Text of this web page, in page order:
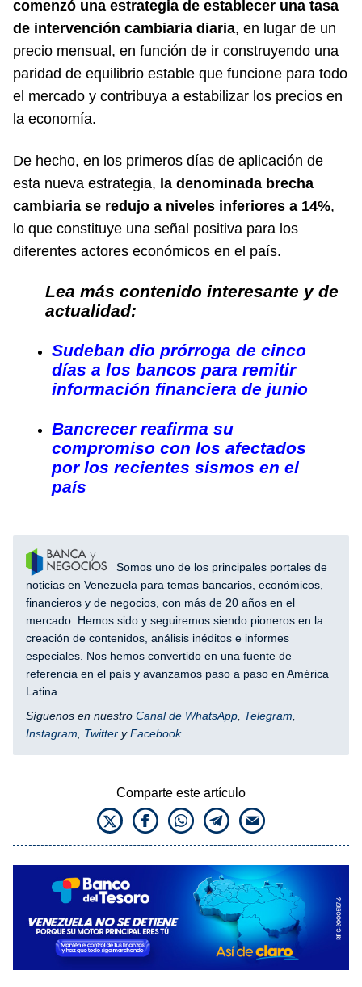
comenzó una estrategia de establecer una tasa
de intervención cambiaria diaria, en lugar de un
precio mensual, en función de ir construyendo una
paridad de equilibrio estable que funcione para todo
el mercado y contribuya a estabilizar los precios en
la economía.
De hecho, en los primeros días de aplicación de
esta nueva estrategia, la denominada brecha
cambiaria se redujo a niveles inferiores a 14%,
lo que constituye una señal positiva para los
diferentes actores económicos en el país.
Lea más contenido interesante y de
actualidad:
Sudeban dio prórroga de cinco
días a los bancos para remitir
información financiera de junio
Bancrecer reafirma su
compromiso con los afectados
por los recientes sismos en el
país
Somos uno de los principales portales de
noticias en Venezuela para temas bancarios, económicos,
financieros y de negocios, con más de 20 años en el
mercado. Hemos sido y seguiremos siendo pioneros en la
creación de contenidos, análisis inéditos e informes
especiales. Nos hemos convertido en una fuente de
referencia en el país y avanzamos paso a paso en América
Latina.
Síguenos en nuestro Canal de WhatsApp Telegram
Instagram
Twitter yFacebook
Comparte este artículo